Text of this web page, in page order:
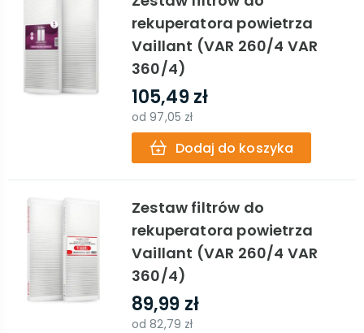
rekuperatora powietrza
Vaillant (VAR 260/4 VAR
360/4)
105,49 zł
od97,05 zł
Dodaj do koszyka
Zestaw filtrów do
rekuperatora powietrza
Vaillant (VAR 260/4 VAR
360/4)
89,99 zł
od82,79 zł